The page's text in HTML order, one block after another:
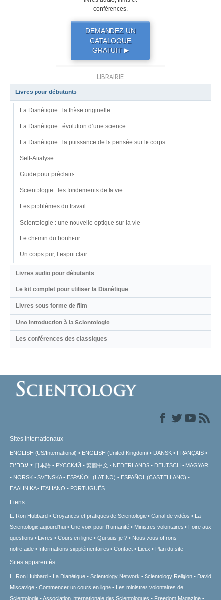
conférences.
DEMANDEZ UN
CATALOGUE
GRATUIT ▶
LIBRAIRIE
Livres pour débutants
La Dianétique : la thèse originelle
La Dianétique : évolution d’une science
La Dianétique : la puissance de la pensée sur le corps
Self-Analyse
Guide pour préclairs
Scientologie : les fondements de la vie
Les problèmes du travail
Scientologie : une nouvelle optique sur la vie
Le chemin du bonheur
Un corps pur, l’esprit clair
Livres audio pour débutants
Le kit complet pour utiliser la Dianétique
Livres sous forme de film
Une introduction à la Scientologie
Les conférences des classiques
Sites internationaux
ENGLISH (US/International) ENGLISH (United Kingdom) DANSK FRANÇAIS
עברית 日本語 РУССКИЙ 繁體中文 NEDERLANDS DEUTSCH
MAGYAR
NORSK
SVENSKA ESPAÑOL (LATINO)
ESPAÑOL (CASTELLANO)
ΕΛΛΗΝΙΚA
ITALIANO PORTUGUÊS
Liens
L. Ron Hubbard Croyances et pratiques de Scientologie Canal de vidéos
La
Scientologie aujourd’hui
Une voix pour l’humanité Ministres volontaires
Foire aux
questions
Livres Cours en ligne Qui suis-je ?
Nous vous offrons
notre aide
Informations supplémentaires Contact Lieux Plan du site
Sites apparentés
L. Ron Hubbard La Dianétique Scientology Network Scientology Religion
David
Miscavige
Commencer un cours en ligne
Les ministres volontaires de
Scientologie
Association Internationale des Scientologues Freedom Magazine